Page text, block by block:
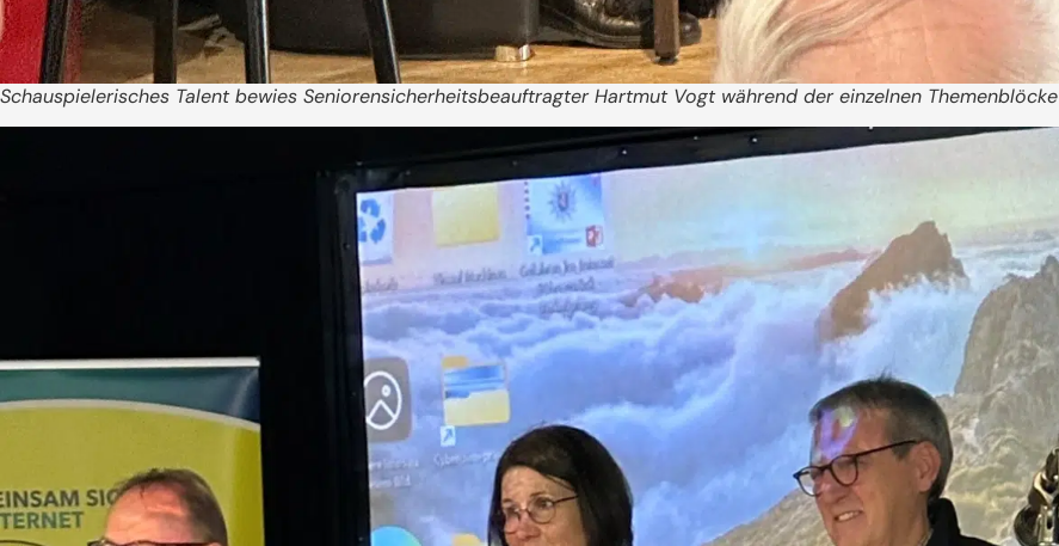
Schauspielerisches Talent bewies Seniorensicherheitsbeauftragter Hartmut Vogt während der einzelnen Themenblöcke